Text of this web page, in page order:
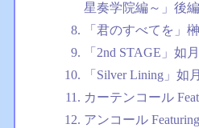
星奏学院編～」後編
「君のすべてを」
「2nd STAGE」如
「Silver Lining」如
カーテンコール
アンコール